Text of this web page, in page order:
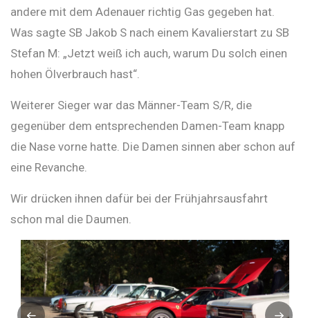
andere mit dem Adenauer richtig Gas gegeben hat.
Was sagte SB Jakob S nach einem Kavalierstart zu SB
Stefan M: „Jetzt weiß ich auch, warum Du solch einen
hohen Ölverbrauch hast“.
Weiterer Sieger war das Männer-Team S/R, die
gegenüber dem entsprechenden Damen-Team knapp
die Nase vorne hatte. Die Damen sinnen aber schon auf
eine Revanche.
Wir drücken ihnen dafür bei der Frühjahrsausfahrt
schon mal die Daumen.